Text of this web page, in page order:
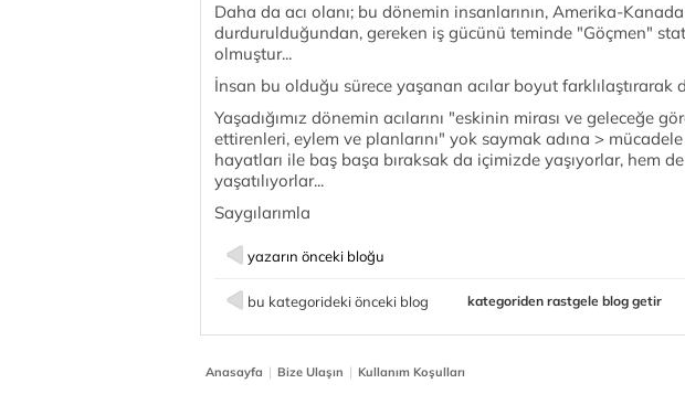
Daha da acı olanı; bu dönemin insanlarının, Amerika-
durdurulduğundan, gereken iş gücünü teminde "Göçmen"
olmuştur...
İnsan bu olduğu sürece yaşanan acılar boyut farklılaştırarak
Yaşadığımız dönemin acılarını "eskinin mirası ve geleceğe
ettirenleri, eylem ve planlarını" yok saymak adına >
hayatları ile baş başa bıraksak da içimizde yaşıyorlar, hem
yaşatılıyorlar...
Saygılarımla
yazarın önceki bloğu
bu kategorideki önceki blog kategoriden rastgele blog getir
Anasayfa | Bize Ulaşın | Kullanım Koşulları